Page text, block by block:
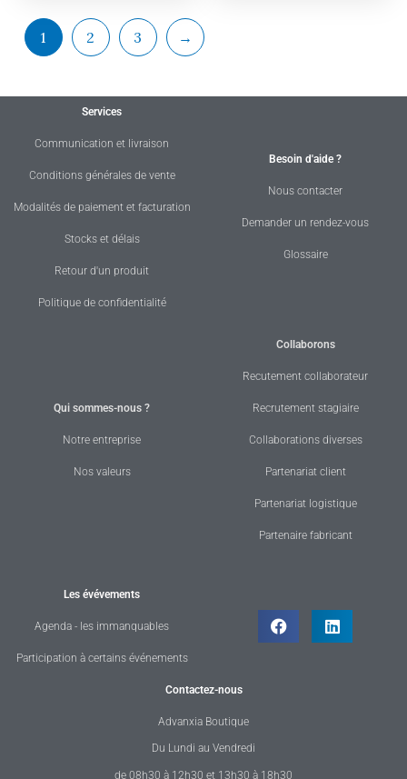
1 2 3 →
Services
Communication et livraison
Conditions générales de vente
Modalités de paiement et facturation
Stocks et délais
Retour d'un produit
Politique de confidentialité
Besoin d'aide ?
Nous contacter
Demander un rendez-vous
Glossaire
Qui sommes-nous ?
Notre entreprise
Nos valeurs
Collaborons
Recutement collaborateur
Recrutement stagiaire
Collaborations diverses
Partenariat client
Partenariat logistique
Partenaire fabricant
Les évévements
Agenda - les immanquables
Participation à certains événements
Contactez-nous
Advanxia Boutique
Du Lundi au Vendredi
de 08h30 à 12h30 et 13h30 à 18h30